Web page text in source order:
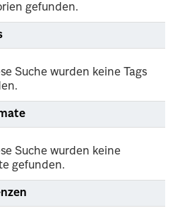
gefunden.
Suche wurden keine Tags
Suche wurden keine
gefunden.